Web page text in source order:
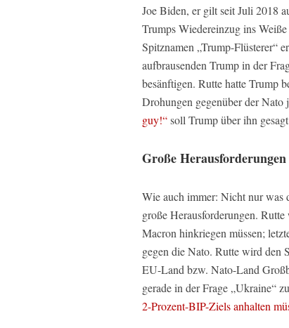
Joe Biden, er gilt seit Juli 2018
Trumps Wiedereinzug ins
Spitznamen „Trump-Flüsterer“
aufbrausenden Trump in der
besänftigen. Rutte hatte Trump
Drohungen gegenüber der Nato
guy!“soll Trump über ihn
Große Herausforderungen
Wie auch immer: Nicht nur was
große Herausforderungen.
Macron hinkriegen müssen;
gegen die Nato. Rutte wird den
EU-Land bzw. Nato-Land
gerade in der Frage „Ukraine“
2-Prozent-BIP-Ziels anhalten